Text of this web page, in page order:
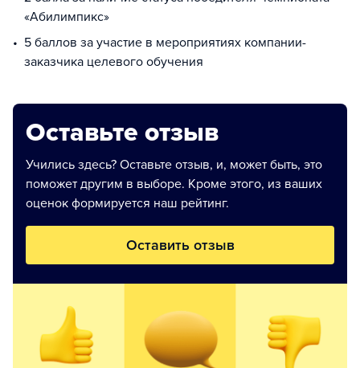
«Абилимпикс»
5 баллов за участие в мероприятиях компании-
заказчика целевого обучения
Оставьте отзыв
Учились здесь? Оставьте отзыв, и, может быть, это
поможет другим в выборе. Кроме этого, из ваших
оценок формируется наш рейтинг.
Оставить отзыв